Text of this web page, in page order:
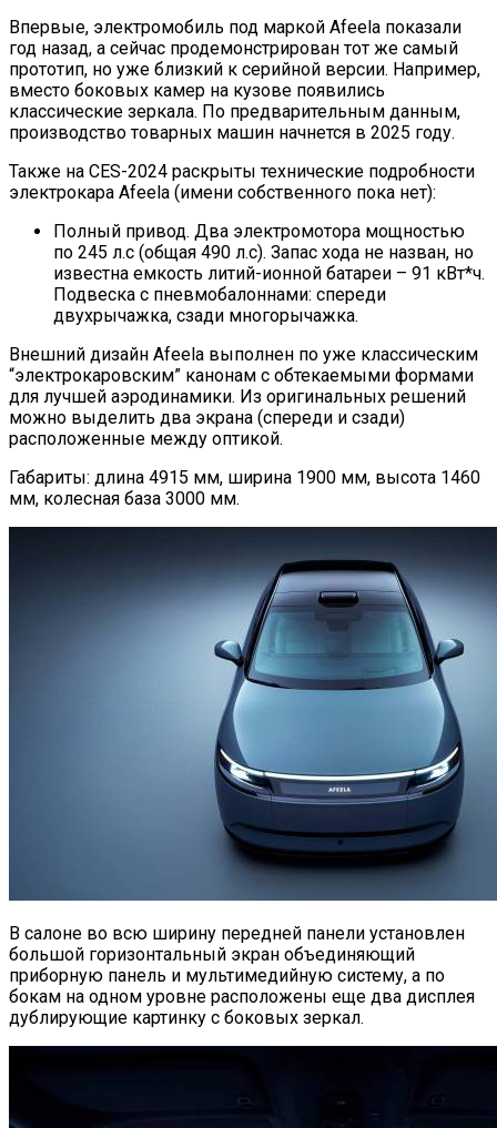
Впервые, электромобиль под маркой Afeela показали
год назад, а сейчас продемонстрирован тот же самый
прототип, но уже близкий к серийной версии. Например,
вместо боковых камер на кузове появились
классические зеркала. По предварительным данным,
производство товарных машин начнется в 2025 году.
Также на CES-2024 раскрыты технические подробности
электрокара Afeela (имени собственного пока нет):
Полный привод. Два электромотора мощностью
по 245 л.с (общая 490 л.с). Запас хода не назван, но
известна емкость литий-ионной батареи – 91 кВт*ч.
Подвеска с пневмобалоннами: спереди
двухрычажка, сзади многорычажка.
Внешний дизайн Afeela выполнен по уже классическим
“электрокаровским” канонам с обтекаемыми формами
для лучшей аэродинамики. Из оригинальных решений
можно выделить два экрана (спереди и сзади)
расположенные между оптикой.
Габариты: длина 4915 мм, ширина 1900 мм, высота 1460
мм, колесная база 3000 мм.
В салоне во всю ширину передней панели установлен
большой горизонтальный экран объединяющий
приборную панель и мультимедийную систему, а по
бокам на одном уровне расположены еще два дисплея
дублирующие картинку с боковых зеркал.